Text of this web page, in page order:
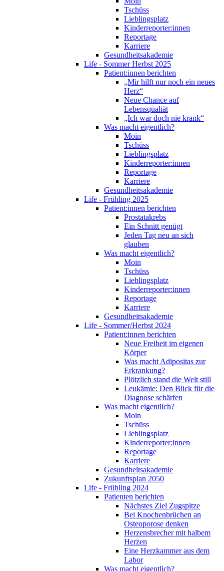
Tschüss
Lieblingsplatz
Kinderreporter:innen
Reportage
Karriere
Gesundheitsakademie
Life - Sommer Herbst 2025
Patient:innen berichten
„Mir hilft nur noch ein neues
Herz“
Neue Chance auf
Lebensqualiät
„Ich war doch nie krank“
Was macht eigentlich?
Moin
Tschüss
Lieblingsplatz
Kinderreporter:innen
Reportage
Karriere
Gesundheitsakademie
Life - Frühling 2025
Patient:innen berichten
Prostatakrebs
Ein Schnitt genügt
Jeden Tag neu an sich
glauben
Was macht eigentlich?
Moin
Tschüss
Lieblingsplatz
Kinderreporter:innen
Reportage
Karriere
Gesundheitsakademie
Life - Sommer/Herbst 2024
Patient:innen berichten
Neue Freiheit im eigenen
Körper
Was macht Adipositas zur
Erkrankung?
Plötzlich stand die Welt still
Leukämie: Den Blick für die
Diagnose schärfen
Was macht eigentlich?
Moin
Tschüss
Lieblingsplatz
Kinderreporter:innen
Reportage
Karriere
Gesundheitsakademie
Zukunftsplan 2050
Life - Frühling 2024
Patienten berichten
Nächstes Ziel Zugspitze
Bei Knochenbrüchen an
Osteoporose denken
Herzensbrecher mit halbem
Herzen
Eine Herzkammer aus dem
Labor
Was macht eigentlich?